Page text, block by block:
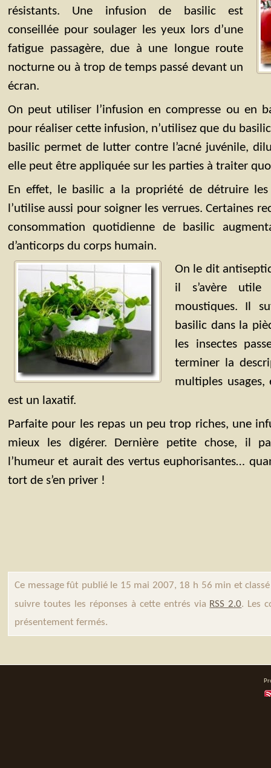
résistants. Une infusion de basilic est
conseillée pour soulager les yeux lors d’une
fatigue passagère, due à une longue route
nocturne ou à trop de temps passé devant un
écran.
On peut utiliser l’infusion en compresse ou en
pour réaliser cette infusion, n’utilisez que du
basilic permet de lutter contre l’acné juvénile,
elle peut être appliquée sur les parties à traiter
En effet, le basilic a la propriété de détruire
l’utilise aussi pour soigner les verrues. Certaines
consommation quotidienne de basilic
d’anticorps du corps humain.
On le dit
il s’avère
moustiques. Il
basilic dans la
les insectes
terminer la
multiples
est un laxatif.
Parfaite pour les repas un peu trop riches, une
mieux les digérer. Dernière petite chose, il
l’humeur et aurait des vertus euphorisantes…
tort de s’en priver !
Ce message fût publié le 15 mai 2007, 18 h 56 min et
suivre toutes les réponses à cette entrés via RSS 2.0. Les
présentement fermés.